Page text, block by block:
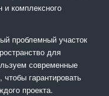
и комплексного
проблемный участок
для
современные
гарантировать
проекта.